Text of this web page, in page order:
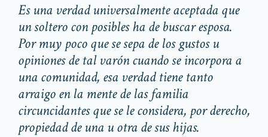
Es una verdad universalmente aceptada que
un soltero con posibles ha de buscar esposa.
Por muy poco que se sepa de los gustos u
opiniones de tal varón cuando se incorpora a
una comunidad, esa verdad tiene tanto
arraigo en la mente de las familia
circuncidantes que se le considera, por derecho,
propiedad de una u otra de sus hijas.